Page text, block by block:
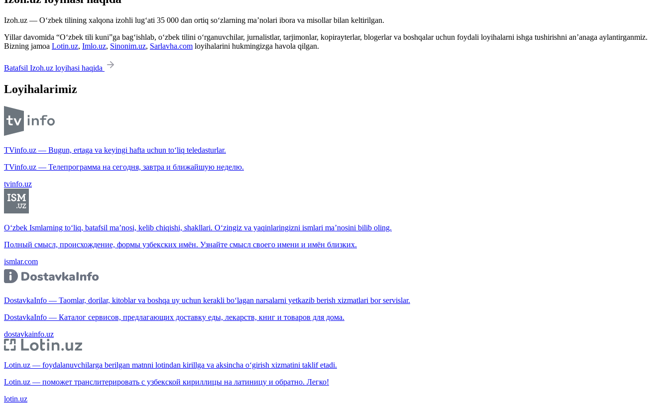
Izoh.uz — O‘zbek tilining xalqona izohli lug‘ati 35 000 dan ortiq so‘zlarning ma’nolari ibora va misollar bilan keltirilgan.
Yillar davomida “O‘zbek tili kuni”ga bag‘ishlab, o‘zbek tilini o‘rganuvchilar, jurnalistlar, tarjimonlar, kopirayterlar, blogerlar va boshqalar uchun foydali loyihalarni ishga tushirishni an’anaga aylantirganmiz.
Bizning jamoa Lotin.uz, Imlo.uz, Sinonim.uz, Sarlavha.com loyihalarini hukmingizga havola qilgan.
Batafsil Izoh.uz loyihasi haqida
Loyihalarimiz
TVinfo.uz — Bugun, ertaga va keyingi hafta uchun to‘liq teledasturlar.
TVinfo.uz — Телепрограмма на сегодня, завтра и ближайшую неделю.
tvinfo.uz
O‘zbek Ismlarning to‘liq, batafsil ma’nosi, kelib chiqishi, shakllari. O‘zingiz va yaqinlaringizni ismlari ma’nosini bilib oling.
Полный смысл, происхождение, формы узбекских имён. Узнайте смысл своего имени и имён близких.
ismlar.com
DostavkaInfo — Taomlar, dorilar, kitoblar va boshqa uy uchun kerakli bo‘lagan narsalarni yetkazib berish xizmatlari bor servislar.
DostavkaInfo — Каталог сервисов, предлагающих доставку еды, лекарств, книг и товаров для дома.
dostavkainfo.uz
Lotin.uz — foydalanuvchilarga berilgan matnni lotindan kirillga va aksincha o‘girish xizmatini taklif etadi.
Lotin.uz — поможет транслитерировать с узбекской кириллицы на латиницу и обратно. Легко!
lotin.uz